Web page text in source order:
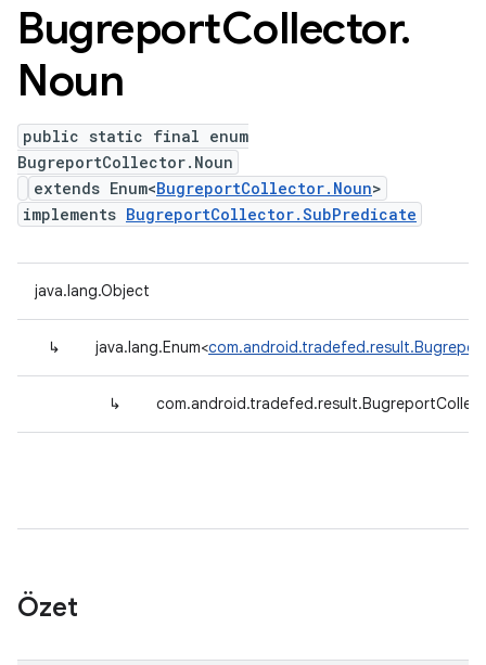
BugreportCollector.
Noun
public static final enum
BugreportCollector.Noun
extends Enum<BugreportCollector.Noun>
implements BugreportCollector.SubPredicate
java.lang.Object
↳ java.lang.Enum<
↳
Özet